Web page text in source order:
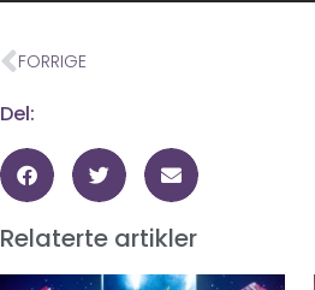
FORRIGE
Del:
Relaterte artikler